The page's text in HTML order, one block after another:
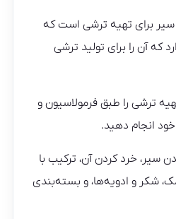
سیر برای تهیه ترشی است که
که آن را برای تولید ترشی
ترشی را طبق فرمولاسیون و
انجام دهید.
سیر، خرد کردن آن، ترکیب با
شکر و ادویه‌ها، و بسته‌بندی